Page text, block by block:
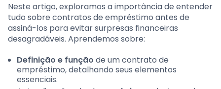
Neste artigo, exploramos a importância de entender
tudo sobre contratos de empréstimo antes de
assiná-los para evitar surpresas financeiras
desagradáveis. Aprendemos sobre:
Definição e função de um contrato de
empréstimo, detalhando seus elementos
essenciais.